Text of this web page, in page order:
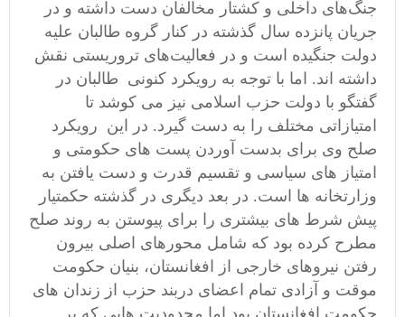
جنگ‌های داخلی و کشتار مخالفان دست داشته و در
جریان پانزده سال گذشته در کنار گروه طالبان علیه
دولت جنگیده است و در فعالیت‌های تروریستی نقش
داشته اند. اما با توجه به رویکرد کنونی طالبان در
گفتگو با دولت حزب اسلامی نیز می کوشد تا
امتیازاتی مختلف را به دست گیرد. در این رویکرد
صلح وی برای بدست آوردن پست های حکومتی و
امتیاز های سیاسی و تقسیم قدرت و دست یافتن به
وزارتخانه ها است. در بعد دیگری در گذشته حکمتیار
پیش شرط های بیشتری را برای پیوستن به روند صلح
مطرح کرده بود که شامل محورهای اصلی بیرون
رفتن نیروهای خارجی از افغانستان، بنیان حکومت
موقت و آزادی تمام اعضای دربند حزب از زندان های
حکومت افغانستان بود اما محدودیت هایی که بر